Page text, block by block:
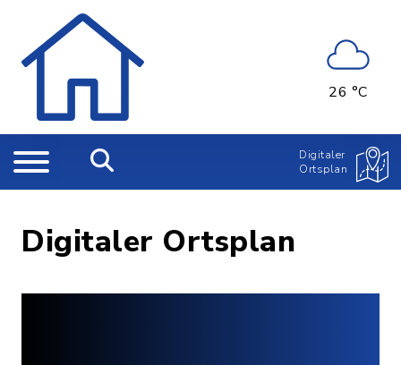
26 °C
Digitaler
Ortsplan
Digitaler Ortsplan